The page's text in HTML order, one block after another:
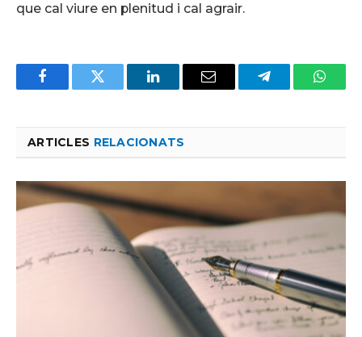
que cal viure en plenitud i cal agrair.
FacebookTwitter LinkedInEmail Telegram
ARTICLES RELACIONATS